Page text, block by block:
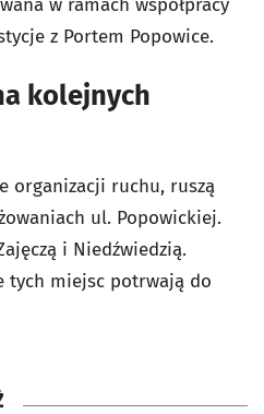
z Portem Popowice.
kolejnych
organizacji ruchu, ruszą
ul. Popowickiej.
i Niedźwiedzią.
tych miejsc potrwają do